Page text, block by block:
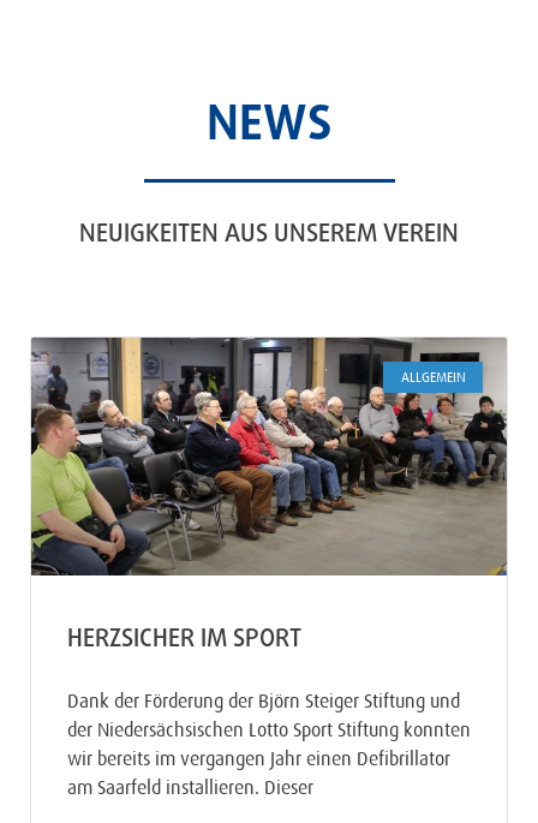
NEWS
NEUIGKEITEN AUS UNSEREM VEREIN
ALLGEMEIN
HERZSICHER IM SPORT
Dank der Förderung der Björn Steiger Stiftung und
der Niedersächsischen Lotto Sport Stiftung konnten
wir bereits im vergangen Jahr einen Defibrillator
am Saarfeld installieren. Dieser